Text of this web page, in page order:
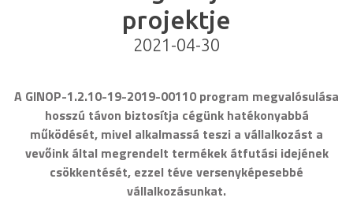
projektje
2021-04-30
A GINOP-1.2.10-19-2019-00110 program megvalósulása
hosszú távon biztosítja cégünk hatékonyabbá
működését, mivel alkalmassá teszi a vállalkozást a
vevőink által megrendelt termékek átfutási idejének
csökkentését, ezzel téve versenyképesebbé
vállalkozásunkat.